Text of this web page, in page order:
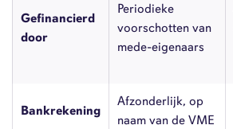
Gefinancierd
door
Periodieke
voorschotten van
mede-eigenaars
Bankrekening
Afzonderlijk, op
naam van de VME